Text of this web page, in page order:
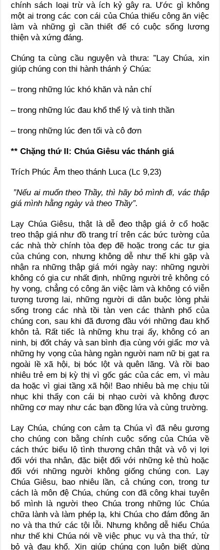
chính sách loại trừ và ích kỷ gây ra. Ước gì không
một ai trong các con cái của Chúa thiếu công ăn việc
làm và những gì cần thiết để có cuộc sống lương
thiện và xứng đáng.
Chúng ta cùng cầu nguyện và thưa: ”Lạy Chúa, xin
giúp chúng con thi hành thánh ý Chúa:
– trong những lúc khó khăn và nản chí
– trong những lúc đau khổ thể lý và tinh thần
– trong những lúc đen tối và cô đơn
** Chặng thứ II: Chúa Giêsu vác thánh giá
Trích Phúc Âm theo thánh Luca (Lc 9,23)
”Nếu ai muốn theo Thầy, thì hãy bỏ mình đi, vác thập
giá mình hằng ngày và theo Thầy”.
Lạy Chúa Giêsu, thật là dễ đeo thập giá ở cổ hoặc
treo thập giá như đồ trang trí trên các bức tường của
các nhà thờ chính tòa đẹp đẽ hoặc trong các tư gia
của chúng con, nhưng không dễ như thế khi gặp và
nhận ra những thập giá mới ngày nay: những người
không có gia cư nhất định, những người trẻ không có
hy vọng, chẳng có công ăn việc làm và không có viễn
tượng tương lai, những người di dân buộc lòng phải
sống trong các nhà tồi tàn ven các thành phố của
chúng con, sau khi đã đương đầu với những đau khổ
khôn tả. Rất tiếc là những khu trại ấy, không có an
ninh, bị đốt cháy và san bình địa cùng với giấc mơ và
những hy vọng của hàng ngàn người nam nữ bị gạt ra
ngoài lề xã hội, bị bóc lột và quên lãng. Và rồi bao
nhiêu trẻ em bị kỳ thị vì gốc gác của các em, vì màu
da hoặc vì giai tầng xã hội! Bao nhiêu bà mẹ chịu tủi
nhục khi thấy con cái bị nhạo cười và không được
những cơ may như các bạn đồng lứa và cùng trường.
Lạy Chúa, chúng con cảm tạ Chúa vì đã nêu gương
cho chúng con bằng chính cuộc sống của Chúa về
cách thức biểu lộ tình thương chân thật và vô vị lợi
đối với tha nhân, đặc biệt đối với những kẻ thù hoặc
đối với những người không giống chúng con. Lạy
Chúa Giêsu, bao nhiêu lần, cả chúng con, trong tư
cách là môn đệ Chúa, chúng con đã công khai tuyên
bố mình là người theo Chúa trong những lúc Chúa
chữa lành và làm phép lạ, khi Chúa cho đám đông ăn
no và tha thứ các tội lỗi. Nhưng không dễ hiểu Chúa
như thế khi Chúa nói về việc phục vụ và tha thứ, từ
bỏ và đau khổ. Xin giúp chúng con luôn biết dùng